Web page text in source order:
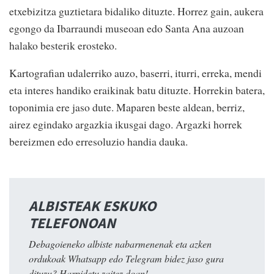
etxebizitza guztietara bidaliko dituzte. Horrez gain, aukera
egongo da Ibarraundi museoan edo Santa Ana auzoan
halako besterik erosteko.
Kartografian udalerriko auzo, baserri, iturri, erreka, mendi
eta interes handiko eraikinak batu dituzte. Horrekin batera,
toponimia ere jaso dute. Maparen beste aldean, berriz,
airez egindako argazkia ikusgai dago. Argazki horrek
bereizmen edo erresoluzio handia dauka.
ALBISTEAK ESKUKO
TELEFONOAN
Debagoieneko albiste nabarmenenak eta azken
ordukoak Whatsapp edo Telegram bidez jaso gura